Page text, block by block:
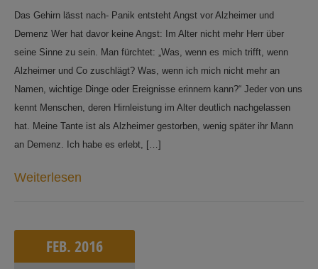
Das Gehirn lässt nach- Panik entsteht Angst vor Alzheimer und
Demenz Wer hat davor keine Angst: Im Alter nicht mehr Herr über
seine Sinne zu sein. Man fürchtet: „Was, wenn es mich trifft, wenn
Alzheimer und Co zuschlägt? Was, wenn ich mich nicht mehr an
Namen, wichtige Dinge oder Ereignisse erinnern kann?“ Jeder von uns
kennt Menschen, deren Hirnleistung im Alter deutlich nachgelassen
hat. Meine Tante ist als Alzheimer gestorben, wenig später ihr Mann
an Demenz. Ich habe es erlebt, […]
Weiterlesen
FEB. 2016